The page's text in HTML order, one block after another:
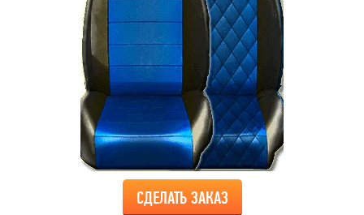
СДЕЛАТЬ ЗАКАЗ